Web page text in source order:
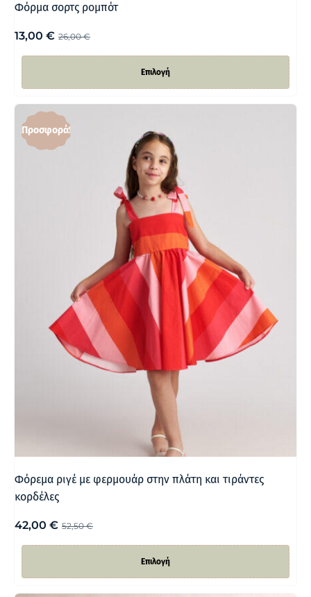
Φόρμα σορτς ρομπότ
26,00€
13,00 €
Επιλογή
Προσφορά!
Φόρεμα ριγέ με φερμουάρ στην πλάτη και τιράντες
κορδέλες
52,50€
42,00 €
Επιλογή